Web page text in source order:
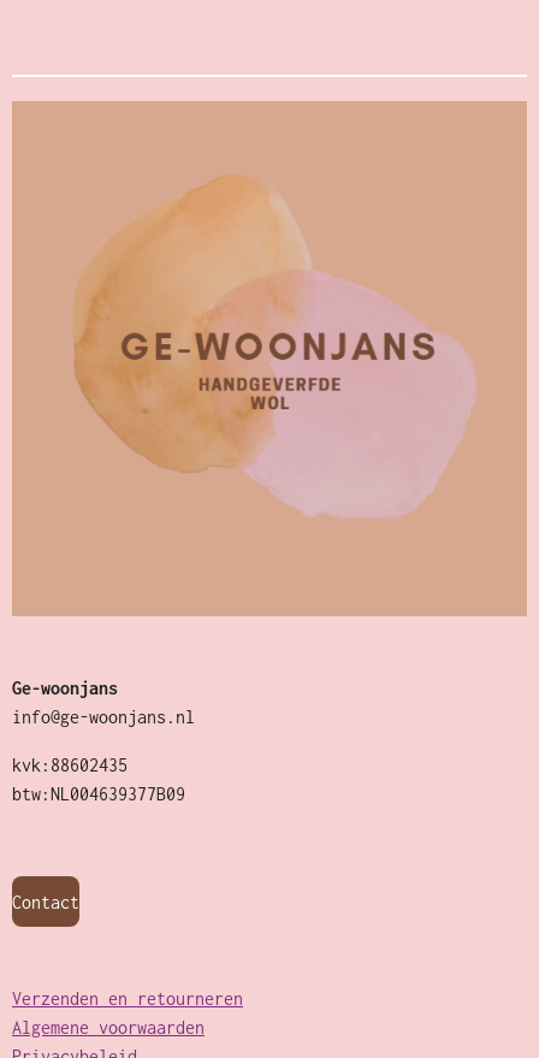
Ge-woonjans
info@ge-woonjans.nl
kvk:88602435
btw:NL004639377B09
Contact
Verzenden en retourneren
Algemene voorwaarden